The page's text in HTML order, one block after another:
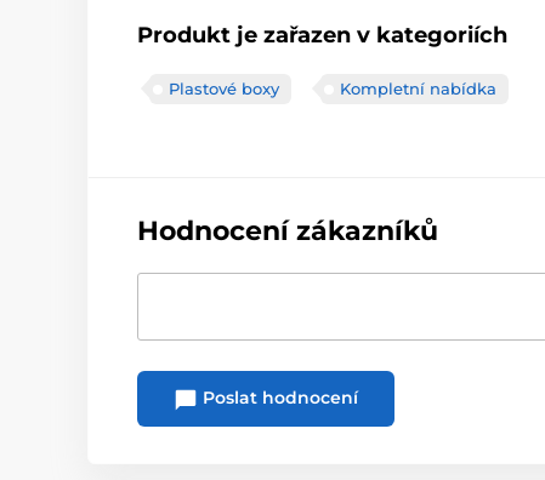
Produkt je zařazen v kategoriích
Plastové boxy Kompletní nabídka
Hodnocení zákazníků
Poslat hodnocení